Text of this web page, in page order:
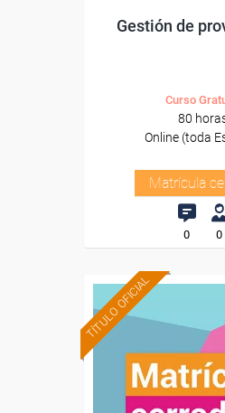
Gestión de
Curso
80
Online (toda
Matrícula
0 0
TÍTULO OFICIAL